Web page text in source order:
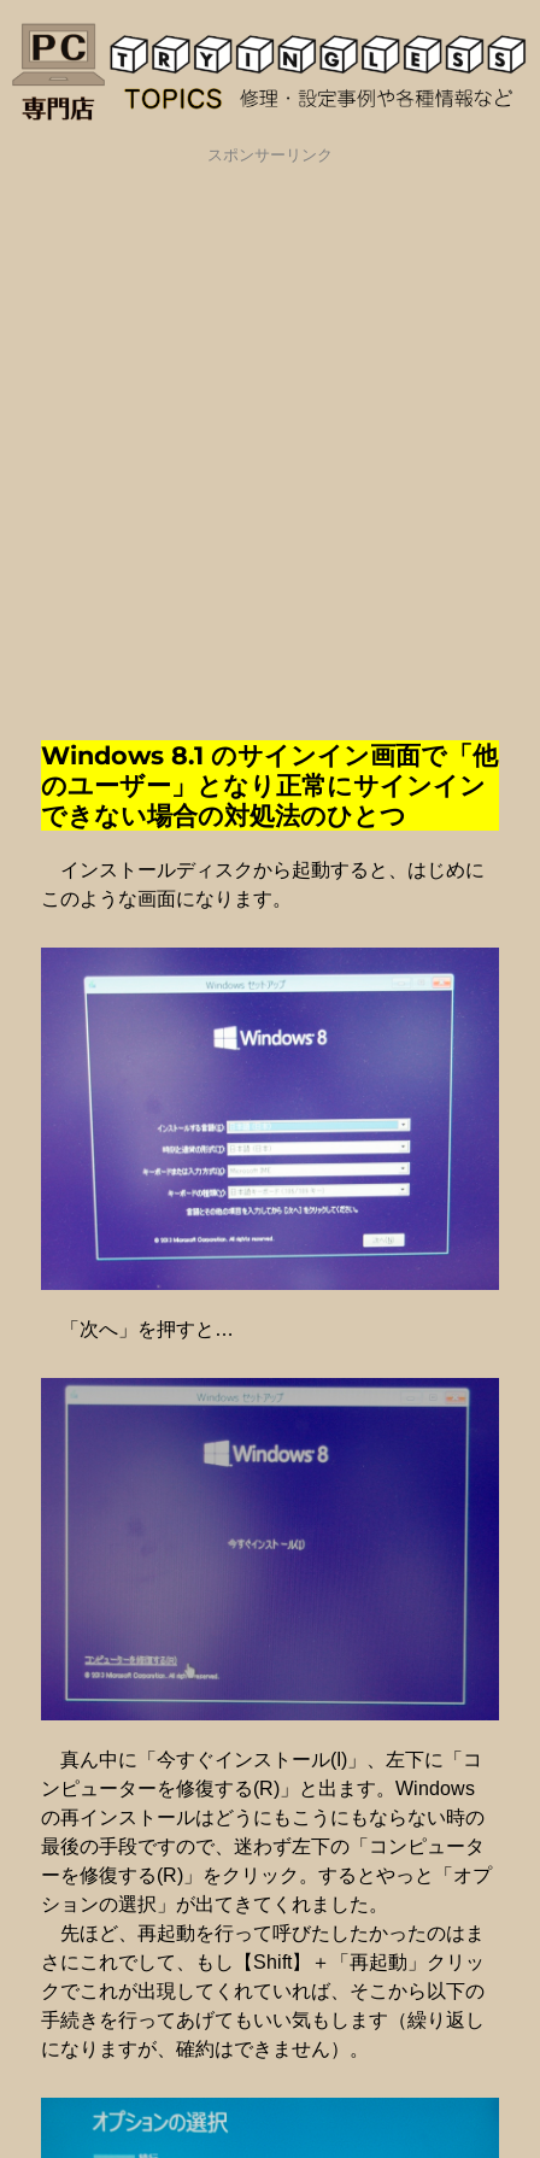
TRYINGLESS TOPICS
スポンサーリンク
Windows 8.1 のサインイン画面で「他
のユーザー」となり正常にサインイン
できない場合の対処法のひとつ
インストールディスクから起動すると、はじめに
このような画面になります。
「次へ」を押すと…
真ん中に「今すぐインストール(I)」、左下に「コ
ンピューターを修復する(R)」と出ます。Windows
の再インストールはどうにもこうにもならない時の
最後の手段ですので、迷わず左下の「コンピュータ
ーを修復する(R)」をクリック。するとやっと「オプ
ションの選択」が出てきてくれました。
先ほど、再起動を行って呼びたしたかったのはま
さにこれでして、もし【Shift】＋「再起動」クリッ
クでこれが出現してくれていれば、そこから以下の
手続きを行ってあげてもいい気もします（繰り返し
になりますが、確約はできません）。